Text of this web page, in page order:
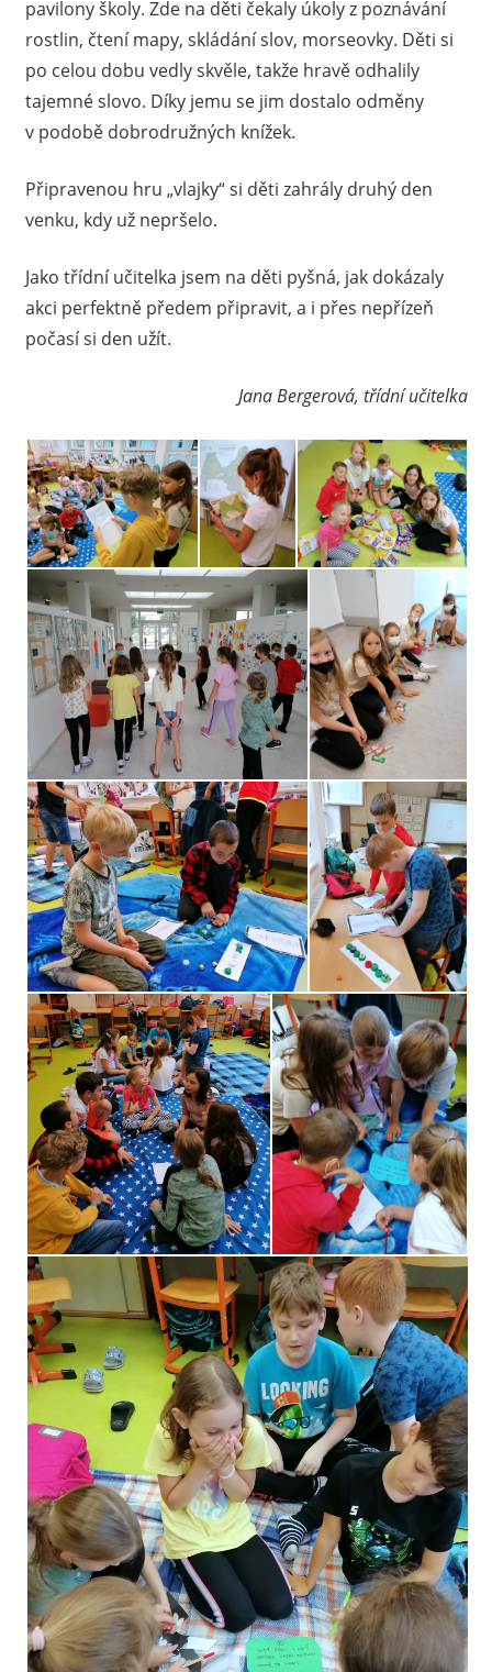
pavilony školy. Zde na děti čekaly úkoly z poznávání
rostlin, čtení mapy, skládání slov, morseovky. Děti si
po celou dobu vedly skvěle, takže hravě odhalily
tajemné slovo. Díky jemu se jim dostalo odměny
v podobě dobrodružných knížek.
Připravenou hru „vlajky“ si děti zahrály druhý den
venku, kdy už nepršelo.
Jako třídní učitelka jsem na děti pyšná, jak dokázaly
akci perfektně předem připravit, a i přes nepřízeň
počasí si den užít.
Jana Bergerová, třídní učitelka